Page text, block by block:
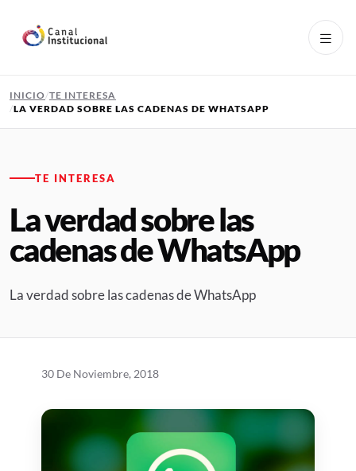
INICIO TE INTERESA
LA VERDAD SOBRE LAS CADENAS DE WHATSAPP
TE INTERESA
La verdad sobre las
cadenas de WhatsApp
La verdad sobre las cadenas de WhatsApp
30 De Noviembre, 2018